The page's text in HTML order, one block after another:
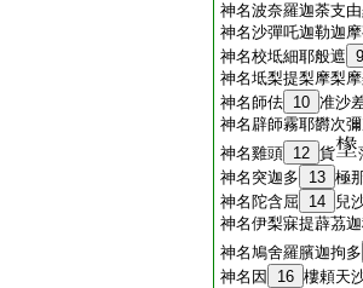
神名波奈羅迦荼支
神名沙彈吒迦勒迦
神名校坻細耶般遮 9
神名坻梨提梨摩梨
神名師佉 10 准沙
神名辟師霧耶欝次
神名雞頭 12 貨
神名突迦多
13 極
神名陀含屈
14 兒
神名伊梨寐提薜茘
神名鳩舍羅臏迦拘多
神名因
16 樓頼天